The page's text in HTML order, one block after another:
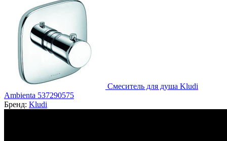
Смеситель для душа Kludi
Ambienta 537290575
Бренд: Kludi